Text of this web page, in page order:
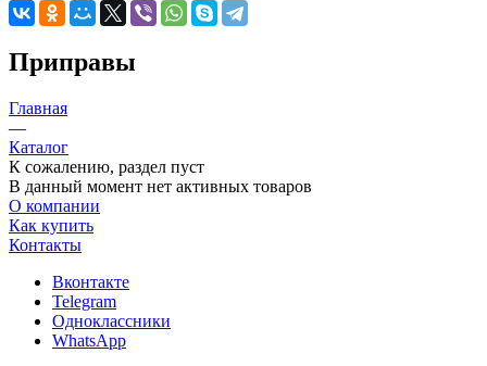
Приправы
Главная
—
Каталог
К сожалению, раздел пуст
В данный момент нет активных товаров
О компании
Как купить
Контакты
Вконтакте
Telegram
Одноклассники
WhatsApp